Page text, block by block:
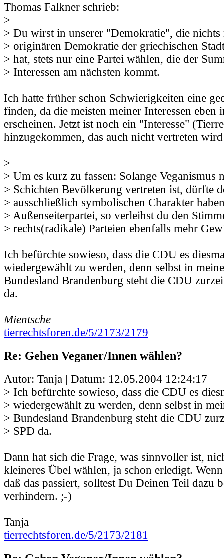
Thomas Falkner schrieb:
>
> Du wirst in unserer "Demokratie", die nichts
> originären Demokratie der griechischen
> hat, stets nur eine Partei wählen, die der
> Interessen am nächsten kommt.
Ich hatte früher schon Schwierigkeiten eine
finden, da die meisten meiner Interessen eben
erscheinen. Jetzt ist noch ein "Interesse"
hinzugekommen, das auch nicht vertreten
>
> Um es kurz zu fassen: Solange Veganismus
> Schichten Bevölkerung vertreten ist, dürfte
> ausschließlich symbolischen Charakter
> Außenseiterpartei, so verleihst du den
> rechts(radikale) Parteien ebenfalls mehr
Ich befürchte sowieso, dass die CDU es
wiedergewählt zu werden, denn selbst in
Bundesland Brandenburg steht die CDU
da.
Mientsche
tierrechtsforen.de/5/2173/2179
Re: Gehen Veganer/Innen wählen?
Autor: Tanja | Datum: 12.05.2004 12:24:17
> Ich befürchte sowieso, dass die CDU es
> wiedergewählt zu werden, denn selbst in
> Bundesland Brandenburg steht die CDU
> SPD da.
Dann hat sich die Frage, was sinnvoller ist,
kleineres Übel wählen, ja schon erledigt.
daß das passiert, solltest Du Deinen Teil dazu
verhindern. ;-)
Tanja
tierrechtsforen.de/5/2173/2181